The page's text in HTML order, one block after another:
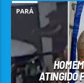
PARÁ
ATINGIDO